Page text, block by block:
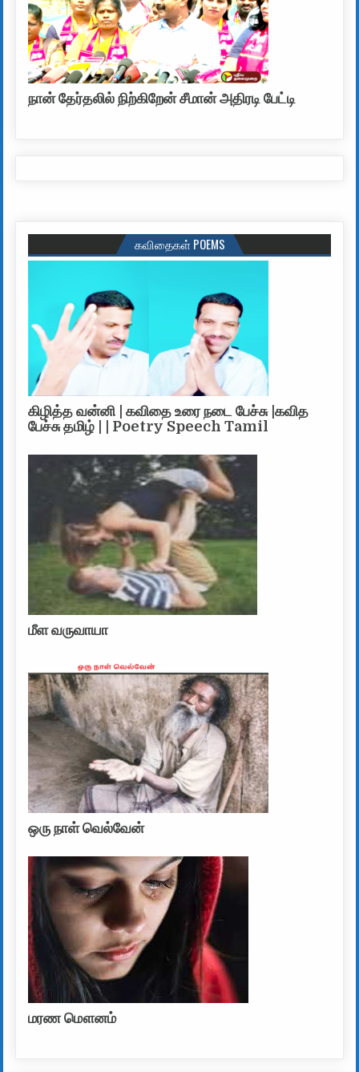
நான் தேர்தலில் நிற்கிறேன் சீமான் அதிரடி பேட்டி
கவிதைகள் POEMS
கிழித்த வன்னி | கவிதை உரை நடை பேச்சு |கவித
பேச்சு தமிழ் | | Poetry Speech Tamil
மீள வருவாயா
ஒரு நாள் வெல்வேன்
மரண மௌனம்